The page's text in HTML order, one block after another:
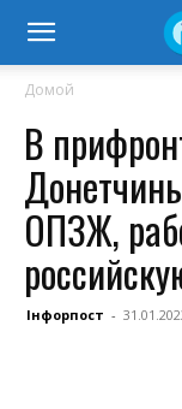
Домой
В
ОПЗЖ,
Інфорпост -